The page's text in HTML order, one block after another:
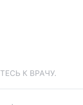
К ВРАЧУ.